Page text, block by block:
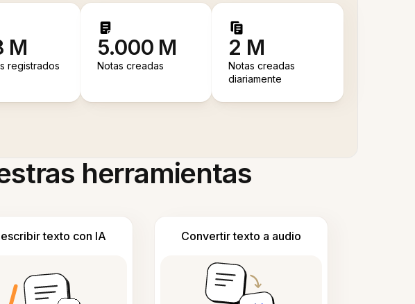
M
registrados
5.000 M
Notas creadas
2 M
Notas creadas
diariamente
herramientas
texto con IA Convertir texto a audio